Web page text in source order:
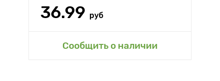
36.99 руб
Сообщить о наличии